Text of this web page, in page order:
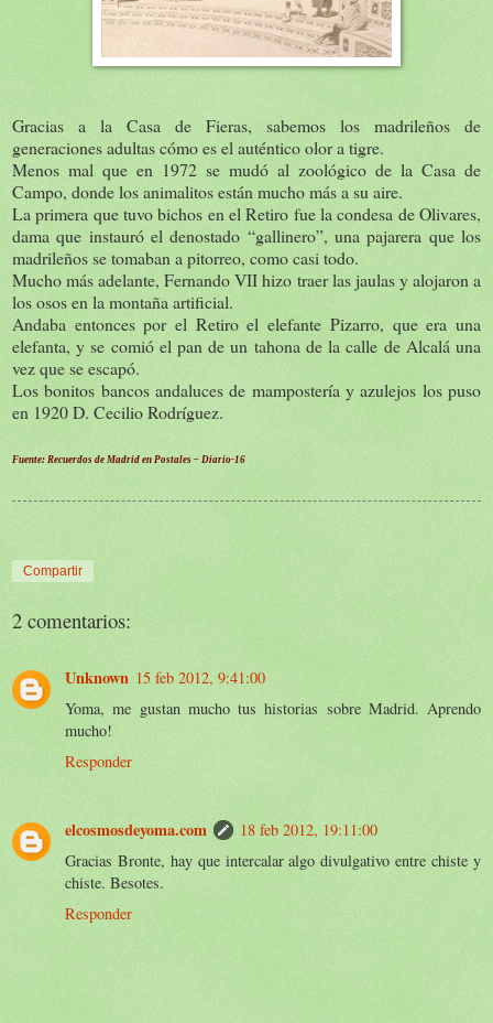
Gracias a la Casa de Fieras, sabemos los madrileños de
generaciones adultas cómo es el auténtico olor a tigre.
Menos mal que en 1972 se mudó al zoológico de la Casa de
Campo, donde los animalitos están mucho más a su aire.
La primera que tuvo bichos en el Retiro fue la condesa de Olivares,
dama que instauró el denostado “gallinero”, una pajarera que los
madrileños se tomaban a pitorreo, como casi todo.
Mucho más adelante, Fernando VII hizo traer las jaulas y alojaron a
los osos en la montaña artificial.
Andaba entonces por el Retiro el elefante Pizarro, que era una
elefanta, y se comió el pan de un tahona de la calle de Alcalá una
vez que se escapó.
Los bonitos bancos andaluces de mampostería y azulejos los puso
en 1920 D. Cecilio Rodríguez.
Fuente: Recuerdos de Madrid en Postales – Diario-16
Compartir
2 comentarios:
Unknown 15 feb 2012, 9:41:00
Yoma, me gustan mucho tus historias sobre Madrid. Aprendo
mucho!
Responder
elcosmosdeyoma.com
18 feb 2012, 19:11:00
Gracias Bronte, hay que intercalar algo divulgativo entre chiste y
chiste. Besotes.
Responder